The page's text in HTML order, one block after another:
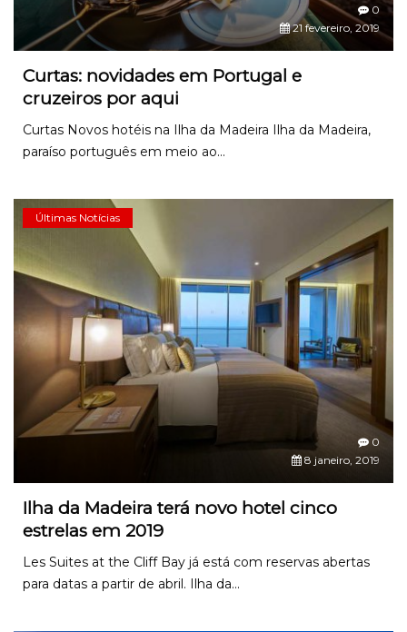
0
21 fevereiro, 2019
Curtas: novidades em Portugal e
cruzeiros por aqui
Curtas Novos hotéis na Ilha da Madeira Ilha da Madeira,
paraíso português em meio ao...
Últimas Notícias
0
8 janeiro, 2019
Ilha da Madeira terá novo hotel cinco
estrelas em 2019
Les Suites at the Cliff Bay já está com reservas abertas
para datas a partir de abril. Ilha da...